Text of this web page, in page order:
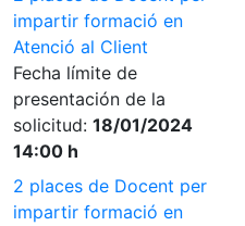
impartir formació en
Atenció al Client
Fecha límite de
presentación de la
solicitud: 18/01/2024
14:00 h
2 places de Docent per
impartir formació en